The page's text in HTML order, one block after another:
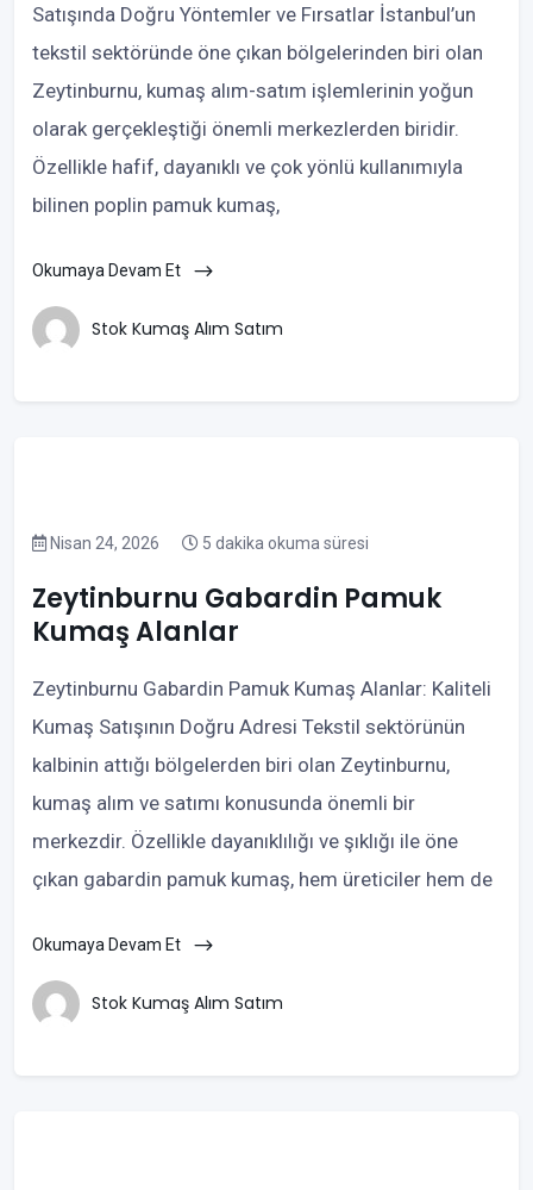
Satışında Doğru Yöntemler ve Fırsatlar İstanbul’un
tekstil sektöründe öne çıkan bölgelerinden biri olan
Zeytinburnu, kumaş alım-satım işlemlerinin yoğun
olarak gerçekleştiği önemli merkezlerden biridir.
Özellikle hafif, dayanıklı ve çok yönlü kullanımıyla
bilinen poplin pamuk kumaş,
Okumaya Devam Et
Stok Kumaş Alım Satım
Nisan 24, 2026 5 dakika okuma süresi
Zeytinburnu Gabardin Pamuk
Kumaş Alanlar
Zeytinburnu Gabardin Pamuk Kumaş Alanlar: Kaliteli
Kumaş Satışının Doğru Adresi Tekstil sektörünün
kalbinin attığı bölgelerden biri olan Zeytinburnu,
kumaş alım ve satımı konusunda önemli bir
merkezdir. Özellikle dayanıklılığı ve şıklığı ile öne
çıkan gabardin pamuk kumaş, hem üreticiler hem de
Okumaya Devam Et
Stok Kumaş Alım Satım